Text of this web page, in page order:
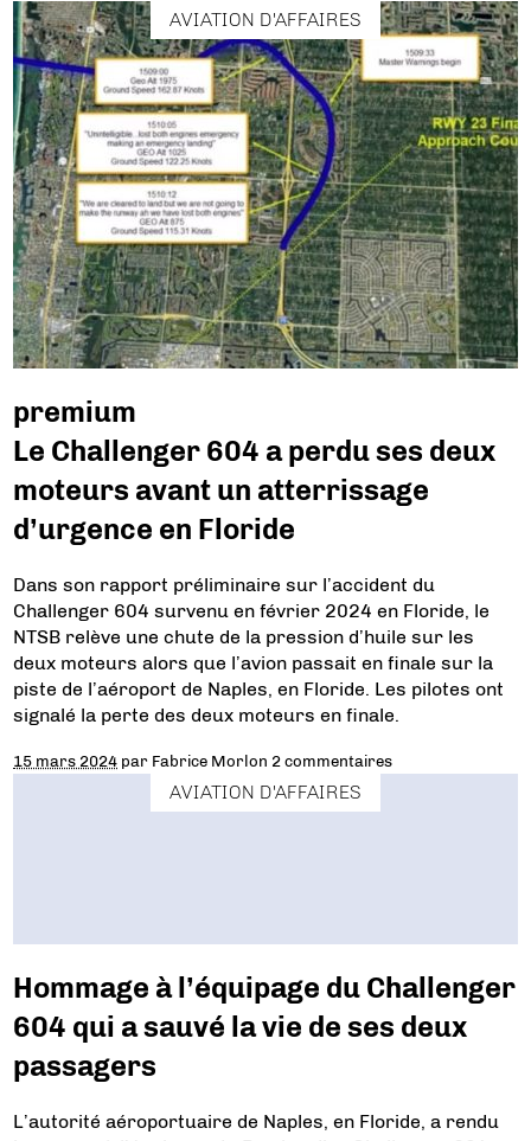
AVIATION D'AFFAIRES
premium
Le Challenger 604 a perdu ses deux
moteurs avant un atterrissage
d’urgence en Floride
Dans son rapport préliminaire sur l’accident du
Challenger 604 survenu en février 2024 en Floride, le
NTSB relève une chute de la pression d’huile sur les
deux moteurs alors que l’avion passait en finale sur la
piste de l’aéroport de Naples, en Floride. Les pilotes ont
signalé la perte des deux moteurs en finale.
15 mars 2024 par Fabrice Morlon 2 commentaires
AVIATION D'AFFAIRES
Hommage à l’équipage du Challenger
604 qui a sauvé la vie de ses deux
passagers
L’autorité aéroportuaire de Naples, en Floride, a rendu